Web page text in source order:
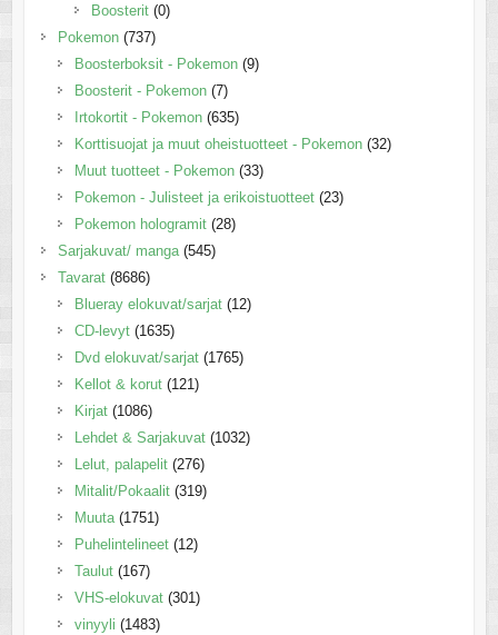
Boosterit (0)
Pokemon (737)
Boosterboksit - Pokemon (9)
Boosterit - Pokemon (7)
Irtokortit - Pokemon (635)
Korttisuojat ja muut oheistuotteet - Pokemon (32)
Muut tuotteet - Pokemon (33)
Pokemon - Julisteet ja erikoistuotteet (23)
Pokemon hologramit (28)
Sarjakuvat/ manga (545)
Tavarat (8686)
Blueray elokuvat/sarjat (12)
CD-levyt (1635)
Dvd elokuvat/sarjat (1765)
Kellot & korut (121)
Kirjat (1086)
Lehdet & Sarjakuvat (1032)
Lelut, palapelit (276)
Mitalit/Pokaalit (319)
Muuta (1751)
Puhelintelineet (12)
Taulut (167)
VHS-elokuvat (301)
vinyyli (1483)